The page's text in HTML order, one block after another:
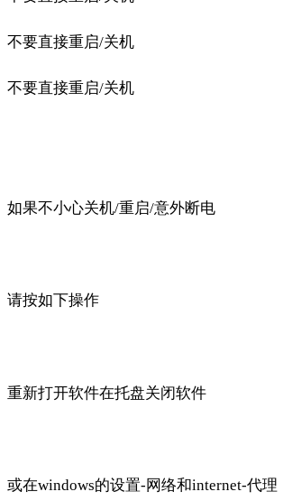
不要直接重启/关机
不要直接重启/关机
如果不小心关机/重启/意外断电
请按如下操作
重新打开软件在托盘关闭软件
或在windows的设置-网络和internet-代理